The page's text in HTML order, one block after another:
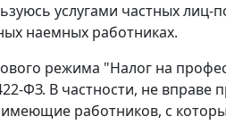
услугами частных лиц-
наемных работниках.
режима "Налог на
ФЗ. В частности, не
работников, с